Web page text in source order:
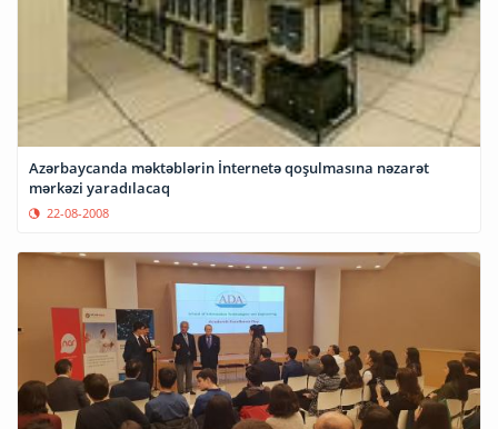
Azərbaycanda məktəblərin İnternetə qoşulmasına nəzarət
mərkəzi yaradılacaq
22-08-2008